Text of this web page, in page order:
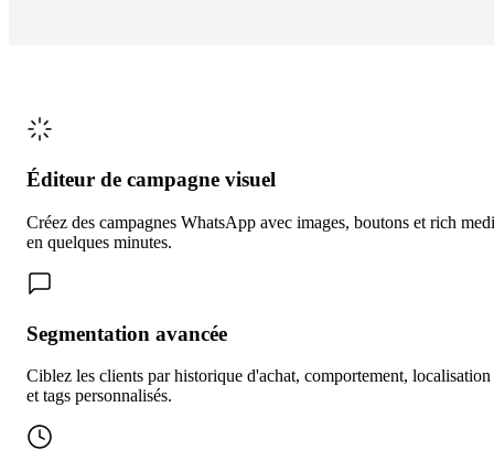
Éditeur de campagne visuel
Créez des campagnes WhatsApp avec images, boutons et rich
en quelques minutes.
Segmentation avancée
Ciblez les clients par historique d'achat, comportement, localisation
et tags personnalisés.